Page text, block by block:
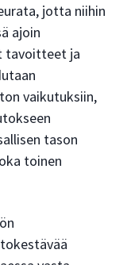
jotta niihin
ajoin
tavoitteet ja
vaikutuksiin,
tason
toinen